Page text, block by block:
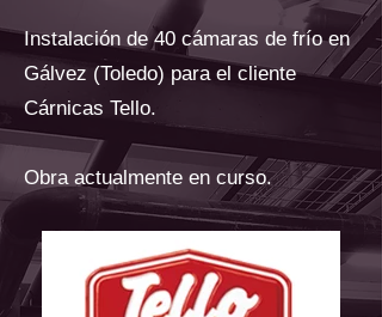
Instalación de 40 cámaras de frío en
Gálvez (Toledo) para el cliente
Cárnicas Tello.
Obra actualmente en curso.